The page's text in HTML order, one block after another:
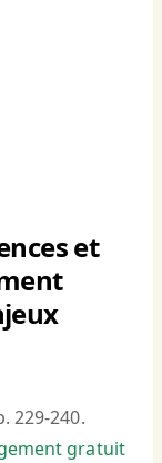
et
229-240.
gratuit